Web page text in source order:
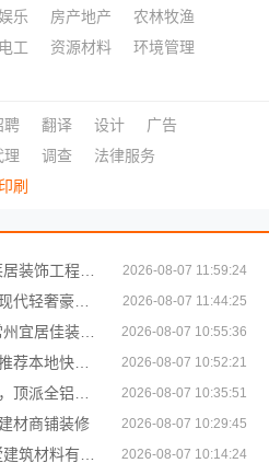
乐 房产地产
农林牧渔
工 资源材料
环境管理
聘 翻译 设计
广告
理 调查
法律服务
刷
2026-08-07 11:59:24
2026-08-07 11:44:25
2026-08-07 10:55:36
2026-08-07 10:52:21
2026-08-07 10:35:51
材商铺装修 2026-08-07 10:29:45
2026-08-07 10:14:24